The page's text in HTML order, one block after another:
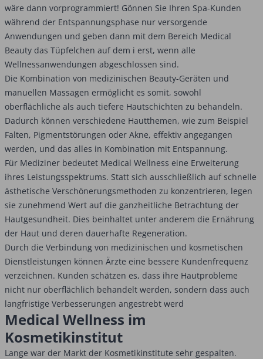
wäre dann vorprogrammiert! Gönnen Sie Ihren Spa-Kunden
während der Entspannungsphase nur versorgende
Anwendungen und geben dann mit dem Bereich Medical
Beauty das Tüpfelchen auf dem i erst, wenn alle
Wellnessanwendungen abgeschlossen sind.
Die Kombination von medizinischen Beauty-Geräten und
manuellen Massagen ermöglicht es somit, sowohl
oberflächliche als auch tiefere Hautschichten zu behandeln.
Dadurch können verschiedene Hautthemen, wie zum Beispiel
Falten, Pigmentstörungen oder Akne, effektiv angegangen
werden, und das alles in Kombination mit Entspannung.
Für Mediziner bedeutet Medical Wellness eine Erweiterung
ihres Leistungsspektrums. Statt sich ausschließlich auf schnelle
ästhetische Verschönerungsmethoden zu konzentrieren, legen
sie zunehmend Wert auf die ganzheitliche Betrachtung der
Hautgesundheit. Dies beinhaltet unter anderem die Ernährung
der Haut und deren dauerhafte Regeneration.
Durch die Verbindung von medizinischen und kosmetischen
Dienstleistungen können Ärzte eine bessere Kundenfrequenz
verzeichnen. Kunden schätzen es, dass ihre Hautprobleme
nicht nur oberflächlich behandelt werden, sondern dass auch
langfristige Verbesserungen angestrebt werd
Medical Wellness im
Kosmetikinstitut
Lange war der Markt der Kosmetikinstitute sehr gespalten.